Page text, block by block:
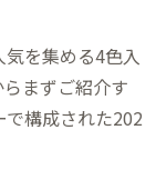
を集める4色入
まずご紹介す
構成された202